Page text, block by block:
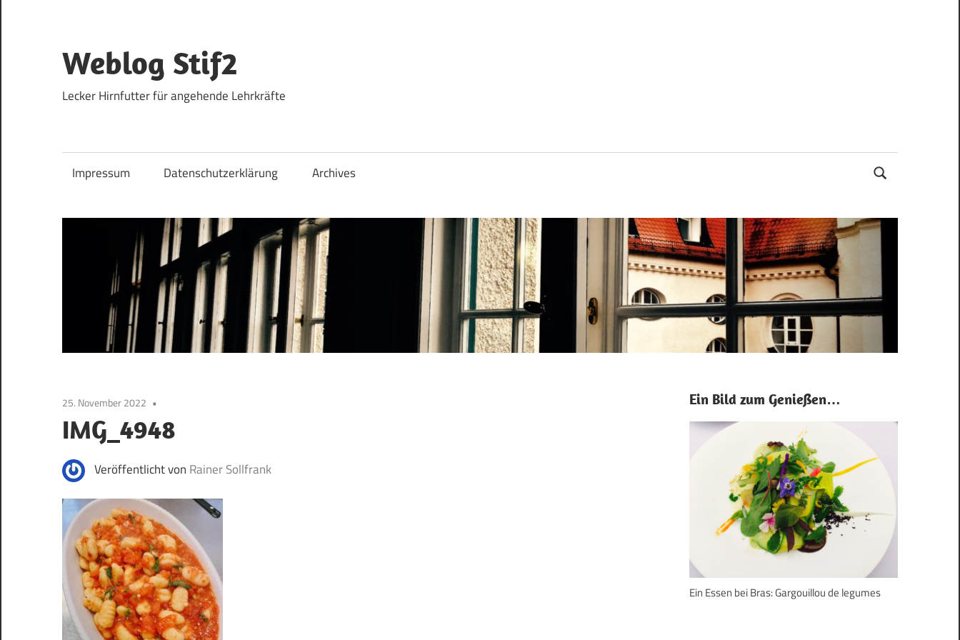
springen
Weblog Stif2
Lecker Hirnfutter für angehende Lehrkräfte
Impressum Datenschutzerklärung Archives
25. November 2022
IMG_4948
Veröffentlicht von Rainer Sollfrank
Ein Bild zum Genießen…
Ein Essen bei Bras: Gargouillou de legumes